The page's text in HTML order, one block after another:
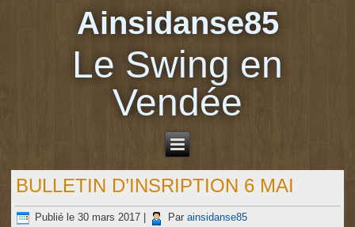
Ainsidanse85
Le Swing en
Vendée
BULLETIN D’INSRIPTION 6 MAI
Publié le 30 mars 2017 Par ainsidanse85